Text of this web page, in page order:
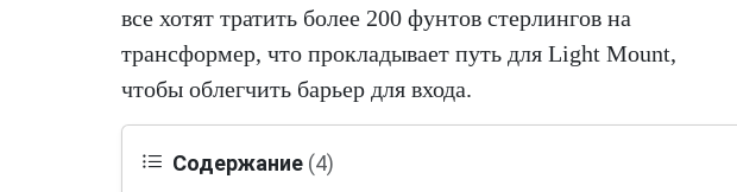
все хотят тратить более 200 фунтов стерлингов на
трансформер, что прокладывает путь для Light Mount,
чтобы облегчить барьер для входа.
Содержание (4)